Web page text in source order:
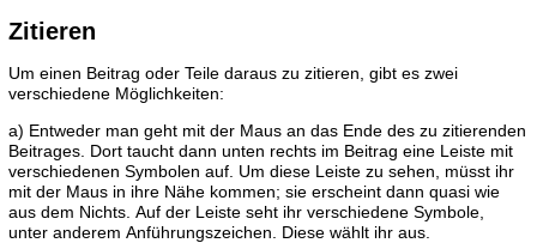
Zitieren
Um einen Beitrag oder Teile daraus zu zitieren, gibt es zwei
verschiedene Möglichkeiten:
a) Entweder man geht mit der Maus an das Ende des zu zitierenden
Beitrages. Dort taucht dann unten rechts im Beitrag eine Leiste mit
verschiedenen Symbolen auf. Um diese Leiste zu sehen, müsst ihr
mit der Maus in ihre Nähe kommen; sie erscheint dann quasi wie
aus dem Nichts. Auf der Leiste seht ihr verschiedene Symbole,
unter anderem Anführungszeichen. Diese wählt ihr aus.